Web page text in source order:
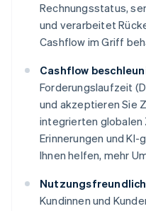
Rechnungsstatus,
und verarbeitet
Cashflow im Griff
Cashflow
Forderungslaufzeit
und akzeptieren Sie
integrierten globalen
Erinnerungen und
Ihnen helfen, mehr
Kundinnen und